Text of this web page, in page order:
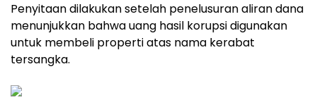
Penyitaan dilakukan setelah penelusuran aliran dana
menunjukkan bahwa uang hasil korupsi digunakan
untuk membeli properti atas nama kerabat
tersangka.